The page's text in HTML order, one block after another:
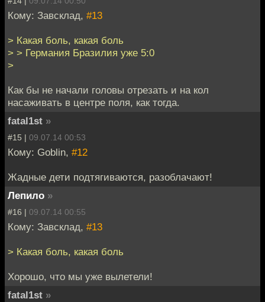
Кому: Завсклад, #13
> Какая боль, какая боль
> > Германия Бразилия уже 5:0
>
Как бы не начали головы отрезать и на кол
насаживать в центре поля, как тогда.
fatal1st »
#15 | 09.07.14 00:53
Кому: Goblin, #12
Жадные дети подтягиваются, разоблачают!
Лепило »
#16 | 09.07.14 00:55
Кому: Завсклад, #13
> Какая боль, какая боль
Хорошо, что мы уже вылетели!
fatal1st »